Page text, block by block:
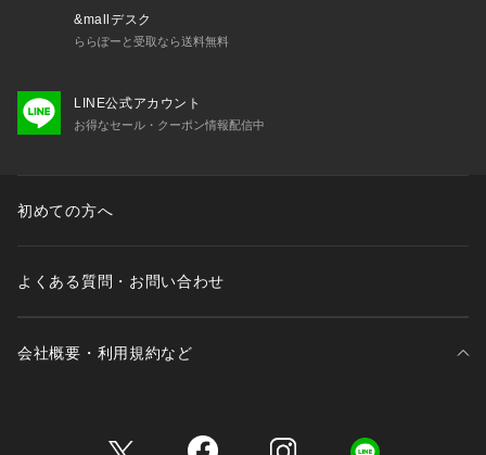
&mallデスク
ららぽーと受取なら送料無料
LINE公式アカウント
お得なセール・クーポン情報配信中
初めての方へ
よくある質問・お問い合わせ
会社概要・利用規約など